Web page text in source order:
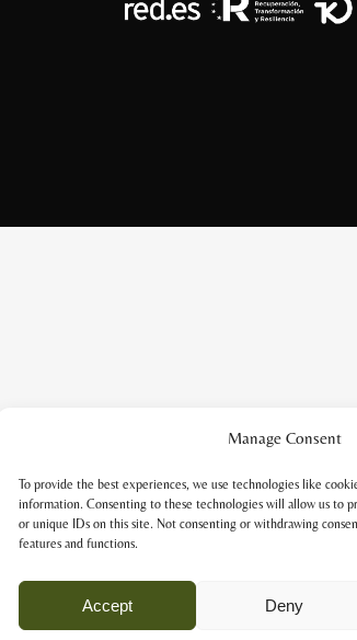
Manage Consent
To provide the best experiences, we use technologies like
information. Consenting to these technologies will allow us to
or unique IDs on this site. Not consenting or withdrawing
features and functions.
Accept Deny